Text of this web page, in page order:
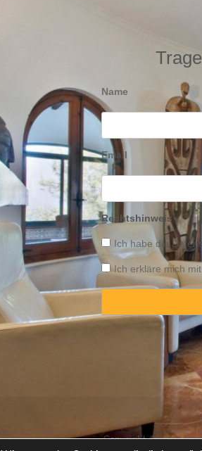
Name
Email
Rechtshinweis
Ich habe die
Ich erkläre mich
Copyright © 2025